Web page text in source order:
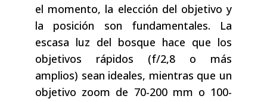
el momento, la elección del objetivo y
la posición son fundamentales. La
escasa luz del bosque hace que los
objetivos rápidos (f/2,8 o más
amplios) sean ideales, mientras que un
objetivo zoom de 70-200 mm o 100-